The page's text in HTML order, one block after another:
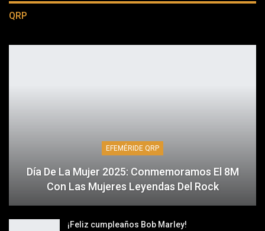
QRP
EFEMÉRIDE QRP
Día De La Mujer 2025: Conmemoramos El 8M
Con Las Mujeres Leyendas Del Rock
¡Feliz cumpleaños Bob Marley!